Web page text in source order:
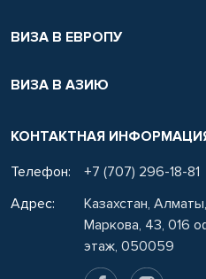
ВИЗА В ЕВРОПУ
ВИЗА В АЗИЮ
КОНТАКТНАЯ
Телефон:
+7 (707) 296-18-81
Адрес:
Казахстан,
Маркова, 43, 016
этаж, 050059